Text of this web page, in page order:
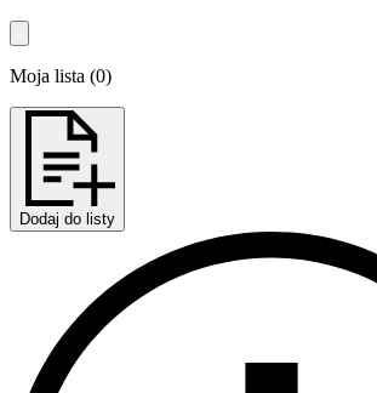
Moja lista (0)
Dodaj do listy